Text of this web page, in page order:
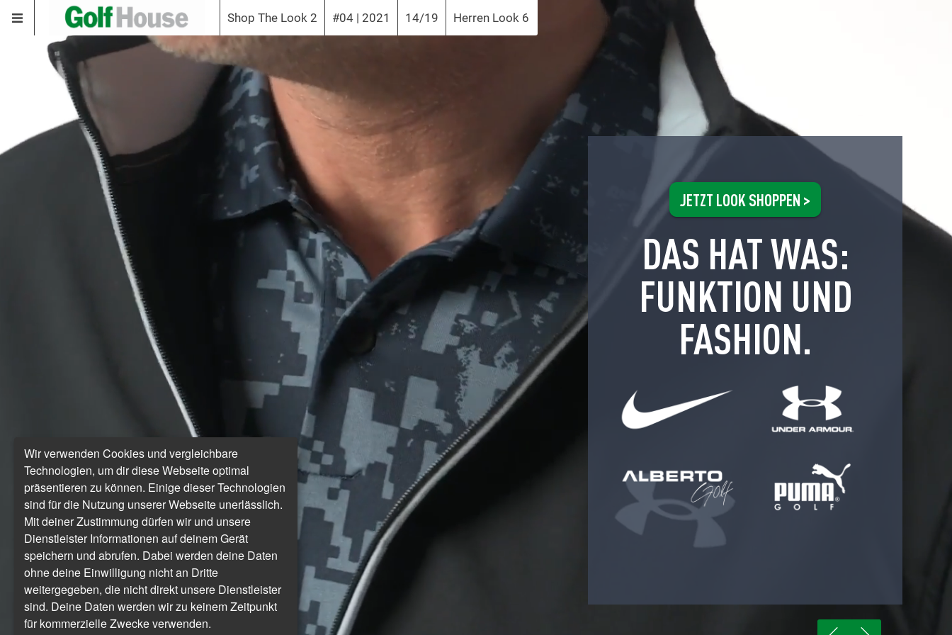
Shop The Look 2 #04 | 2021 14/19 Herren Look 6
JETZT LOOK SHOPPEN >
DAS HAT WAS:
FUNKTION UND
FASHION.
Wir verwenden Cookies und vergleichbare
Technologien, um dir diese Webseite optimal
präsentieren zu können. Einige dieser Technologien
sind für die Nutzung unserer Webseite unerlässlich.
Mit deiner Zustimmung dürfen wir und unsere
Dienstleister Informationen auf deinem Gerät
speichern und abrufen. Dabei werden deine Daten
ohne deine Einwilligung nicht an Dritte
weitergegeben, die nicht direkt unsere Dienstleister
sind. Deine Daten werden wir zu keinem Zeitpunkt
für kommerzielle Zwecke verwenden.